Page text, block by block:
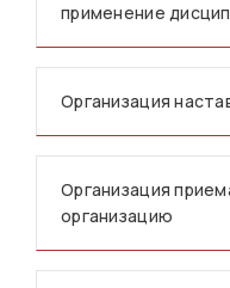
применение
Организация
Организация
организацию